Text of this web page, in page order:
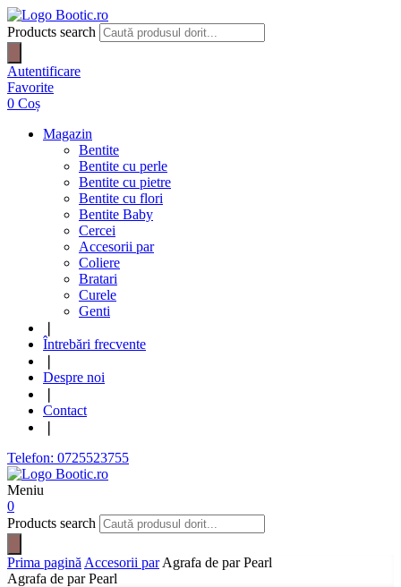
Products search
Autentificare
Favorite
0 Coș
Magazin
Bentite
Bentite cu perle
Bentite cu pietre
Bentite cu flori
Bentite Baby
Cercei
Accesorii par
Coliere
Bratari
Curele
Genti
Întrebări frecvente
Despre noi
Contact
Telefon: 0725523755
Meniu
0
Products search
Prima pagină Accesorii par Agrafa de par Pearl
Agrafa de par Pearl